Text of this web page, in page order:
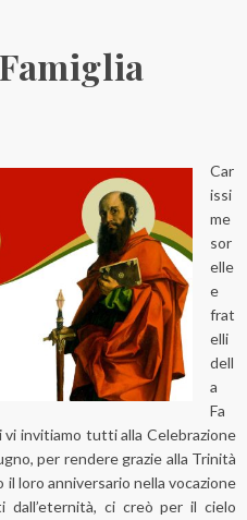
Car
issi
me
sor
elle
e
frat
elli
dell
a
Fa
vi invitiamo tutti alla Celebrazione
per rendere grazie alla Trinità
loro anniversario nella vocazione
dall’eternità, ci creò per il cielo